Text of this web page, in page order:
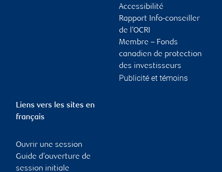
Accessibilité
Rapport Info-conseiller
de l’OCRI
Membre – Fonds
canadien de protection
des investisseurs
Publicité et témoins
Liens vers les sites en
français
Ouvrir une session
Guide d’ouverture de
session initiale